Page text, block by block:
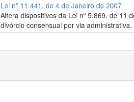
Lei nº 11.441, de 4 de Janeiro de 2007
Altera dispositivos da Lei nº 5.869, de 11
divórcio consensual por via administrativa.